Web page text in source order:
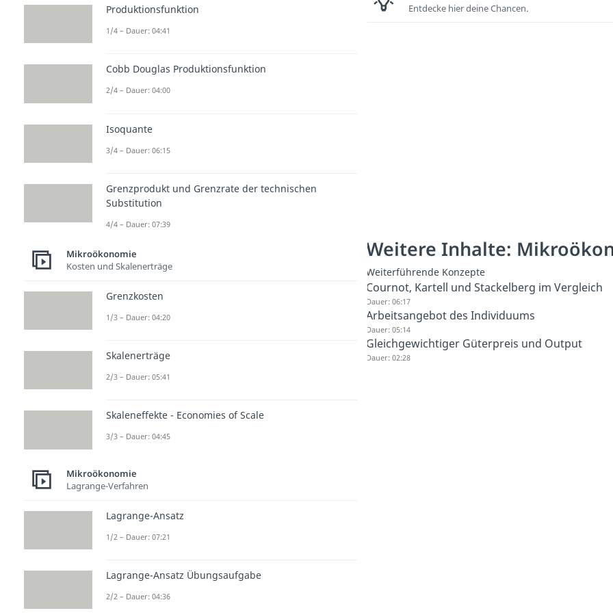
Entdecke hier deine Chancen.
Weitere Inhalte:
Weiterführende Konzepte
Cournot, Kartell und Stackelberg im Vergleich
Dauer: 06:17
Arbeitsangebot des Individuums
Dauer: 05:14
Gleichgewichtiger Güterpreis und Output
Dauer: 02:28
Produktionsfunktion
1/4 – Dauer: 04:41
Cobb Douglas Produktionsfunktion
2/4 – Dauer: 04:00
Isoquante
3/4 – Dauer: 06:15
Grenzprodukt und Grenzrate der technischen
Substitution
4/4 – Dauer: 07:39
Mikroökonomie
Kosten und Skalenerträge
Grenzkosten
1/3 – Dauer: 04:20
Skalenerträge
2/3 – Dauer: 05:41
Skaleneffekte - Economies of Scale
3/3 – Dauer: 04:45
Mikroökonomie
Lagrange-Verfahren
Lagrange-Ansatz
1/2 – Dauer: 07:21
Lagrange-Ansatz Übungsaufgabe
2/2 – Dauer: 04:36